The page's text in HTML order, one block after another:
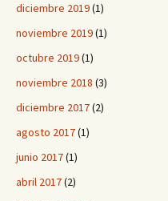
diciembre 2019(1)
noviembre 2019(1)
octubre 2019(1)
noviembre 2018 (3)
diciembre 2017(2)
agosto 2017(1)
junio 2017(1)
abril 2017(2)